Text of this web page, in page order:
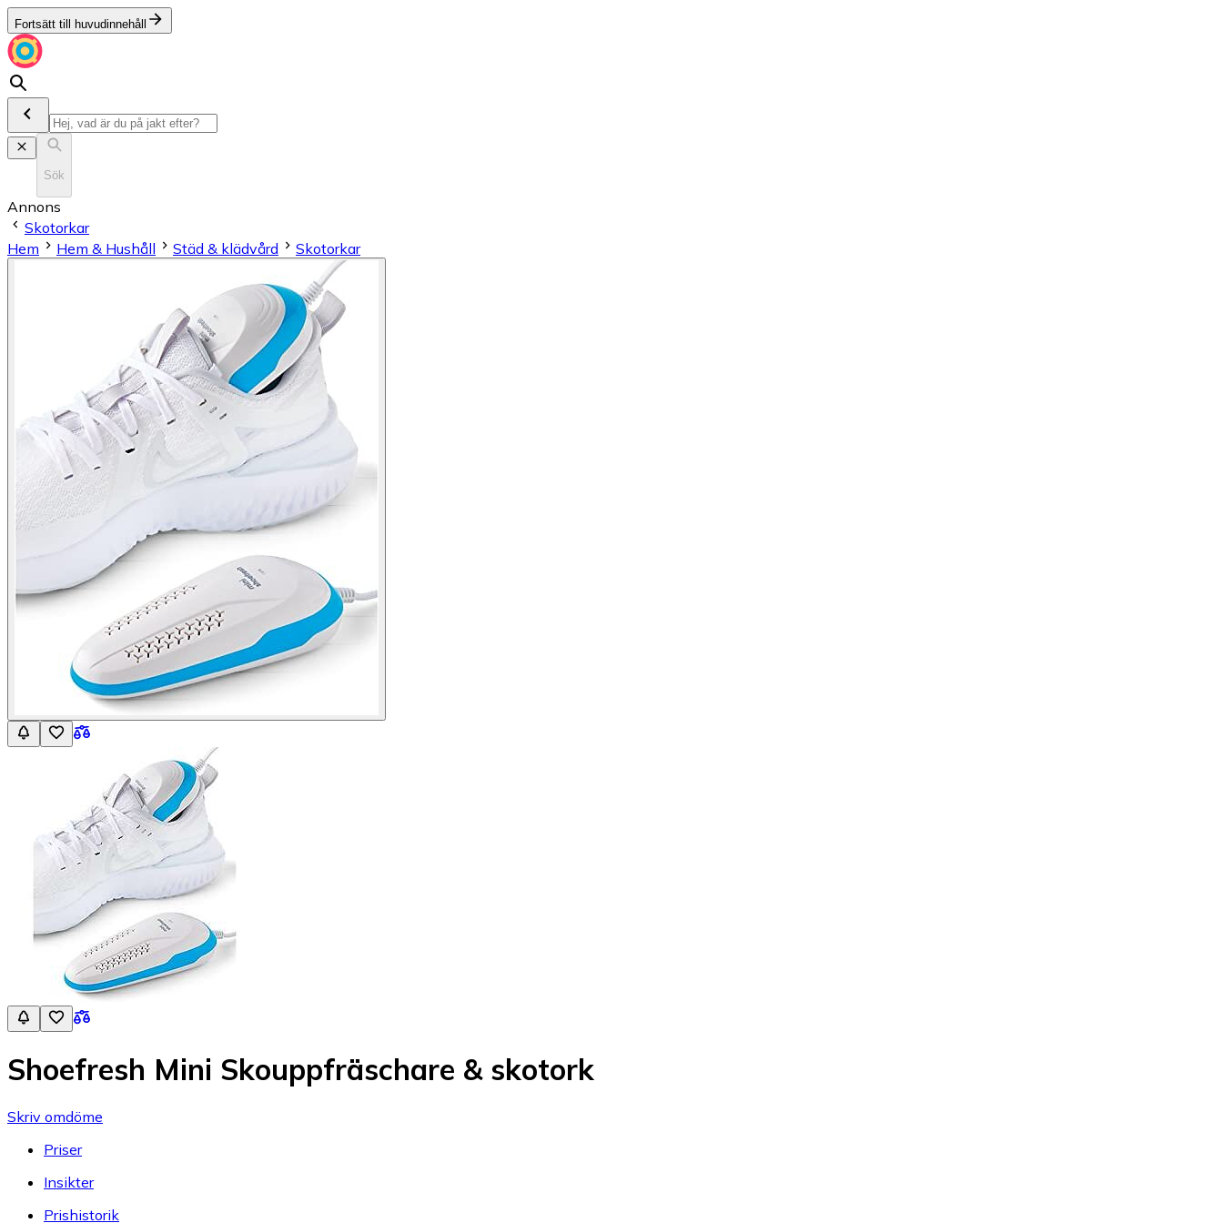
Fortsätt till huvudinnehåll
Sök
Annons
Skotorkar
Hem
Hem & Hushåll Städ & klädvård Skotorkar
Shoefresh Mini Skouppfräschare & skotork
Skriv omdöme
Priser
Insikter
Prishistorik